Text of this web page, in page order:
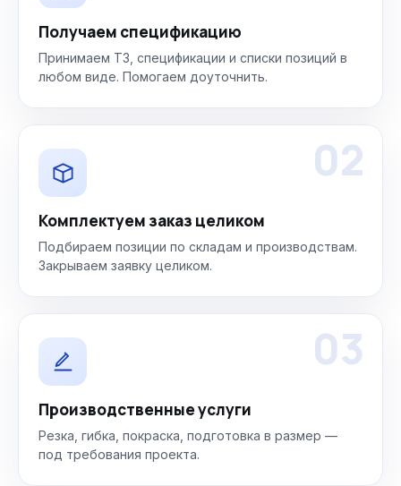
Получаем спецификацию
Принимаем ТЗ, спецификации и списки позиций в
любом виде. Помогаем доуточнить.
02
Комплектуем заказ целиком
Подбираем позиции по складам и производствам.
Закрываем заявку целиком.
03
Производственные услуги
Резка, гибка, покраска, подготовка в размер —
под требования проекта.